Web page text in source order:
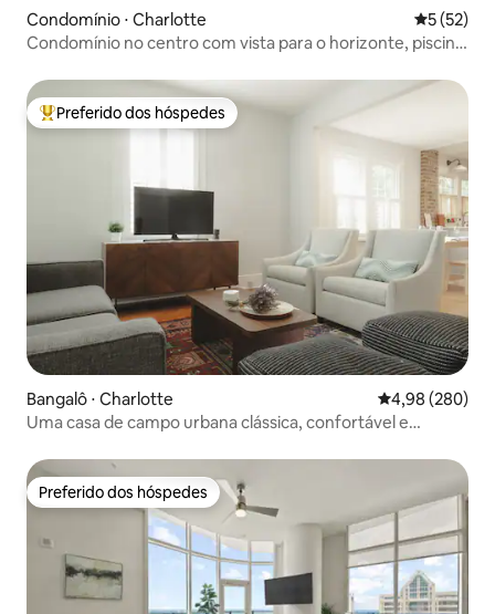
Condomínio ⋅ Charlotte 5 de uma
5 (52)
Condomínio no centro com vista para o horizonte, piscina
Entre os melhores preferidos dos hóspedes
Preferido dos hóspedes
Bangalô ⋅ Charlotte 4,98 de uma
4,98 (280)
Uma casa de campo urbana clássica, confortável e
Preferido dos hóspedes
Preferido dos hóspedes